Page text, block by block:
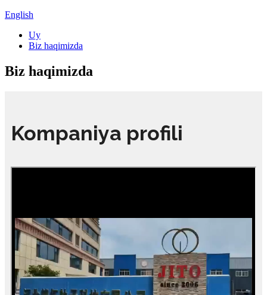
English
Uy
Biz haqimizda
Biz haqimizda
Kompaniya profili